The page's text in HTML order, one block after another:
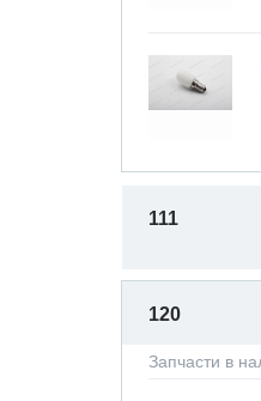
111
120
Запчасти в